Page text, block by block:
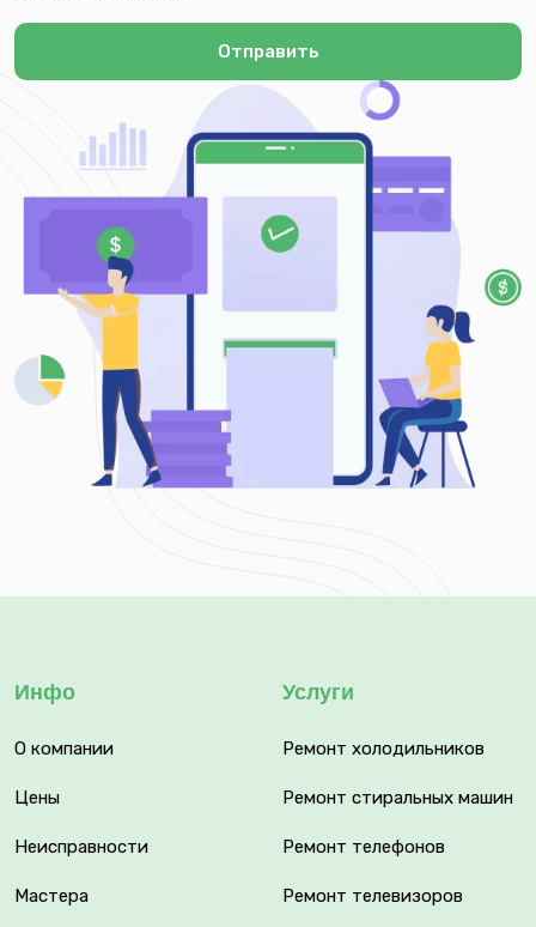
Отправить
Инфо
О компании
Цены
Неисправности
Мастера
Услуги
Ремонт холодильников
Ремонт стиральных машин
Ремонт телефонов
Ремонт телевизоров